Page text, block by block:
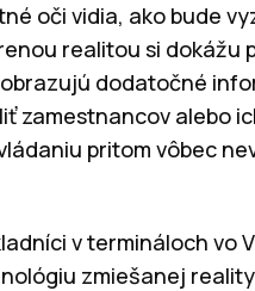
oči vidia, ako bude
realitou si
dodatočné
zamestnancov alebo
pritom vôbec
v termináloch vo
zmiešanej